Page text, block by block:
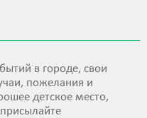
в городе, свои
пожелания и
детское место,